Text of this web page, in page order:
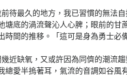
最久的地方，我已習慣的無法自
底的渦流聲沁人心脾；眼前的甘
間的推移。「這可是身為勇士必
缺氧，又或許因為同儕的潮流趨
愛半摀著耳，氣流的音調如谷風